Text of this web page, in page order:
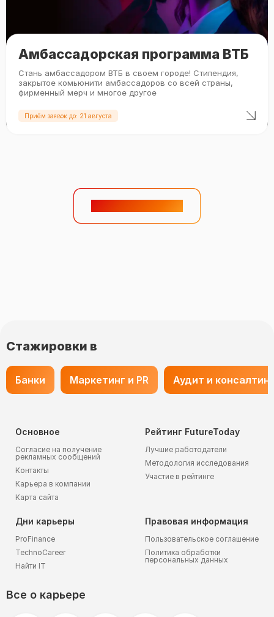
Амбассадорская программа ВТБ
Стань амбассадором ВТБ в своем городе! Стипендия,
закрытое комьюнити амбассадоров со всей страны,
фирменный мерч и многое другое
Приём заявок до: 21 августа
Стажировки в
Банки Маркетинг и PR Аудит и консалтинг
Все о карьере
Основное
Согласие на получение
рекламных сообщений
Контакты
Карьера в компании
Карта сайта
Рейтинг FutureToday
Лучшие работодатели
Методология исследования
Участие в рейтинге
Дни карьеры
ProFinance
TechnoCareer
Найти IT
Правовая информация
Пользовательское соглашение
Политика обработки
персональных данных